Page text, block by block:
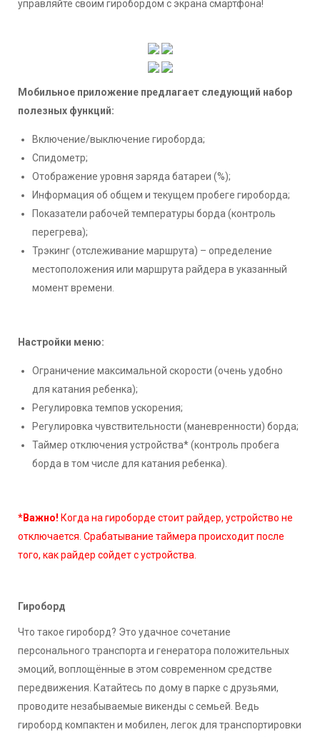
управляйте своим гиробордом с экрана смартфона!
Мобильное приложение предлагает следующий набор
полезных функций:
Включение/выключение гироборда;
Спидометр;
Отображение уровня заряда батареи (%);
Информация об общем и текущем пробеге гироборда;
Показатели рабочей температуры борда (контроль
перегрева);
Трэкинг (отслеживание маршрута) – определение
местоположения или маршрута райдера в указанный
момент времени.
Настройки меню:
Ограничение максимальной скорости (очень удобно
для катания ребенка);
Регулировка темпов ускорения;
Регулировка чувствительности (маневренности) борда;
Таймер отключения устройства* (контроль пробега
борда в том числе для катания ребенка).
*Важно! Когда на гироборде стоит райдер, устройство не
отключается. Срабатывание таймера происходит после
того, как райдер сойдет с устройства.
Гироборд
Что такое гироборд? Это удачное сочетание
персонального транспорта и генератора положительных
эмоций, воплощённые в этом современном средстве
передвижения. Катайтесь по дому в парке с друзьями,
проводите незабываемые викенды с семьей. Ведь
гироборд компактен и мобилен, легок для транспортировки